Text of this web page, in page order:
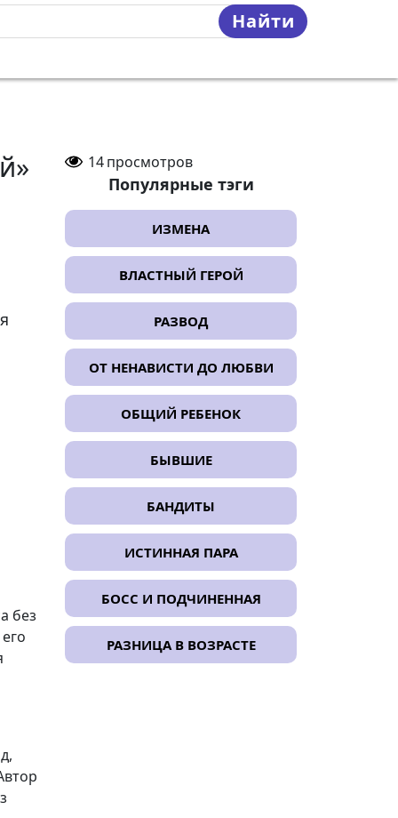
Найти
без
14просмотров
Популярные тэги
ИЗМЕНА
ВЛАСТНЫЙ ГЕРОЙ
РАЗВОД
ОТ НЕНАВИСТИ ДО ЛЮБВИ
ОБЩИЙ РЕБЕНОК
БЫВШИЕ
БАНДИТЫ
ИСТИННАЯ ПАРА
БОСС И ПОДЧИНЕННАЯ
РАЗНИЦА В ВОЗРАСТЕ